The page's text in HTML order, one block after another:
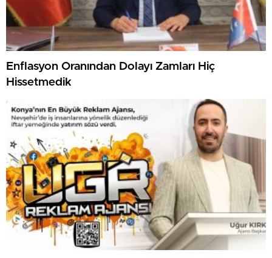
Enflasyon Oranından Dolayı Zamları Hiç
Hissetmedik